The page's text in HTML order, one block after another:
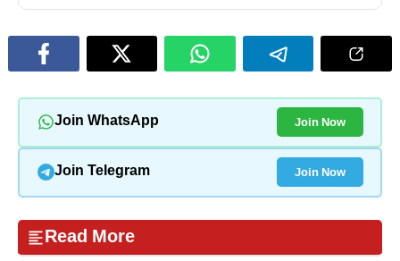
Join WhatsApp Join Now
Join Telegram Join Now
Read More